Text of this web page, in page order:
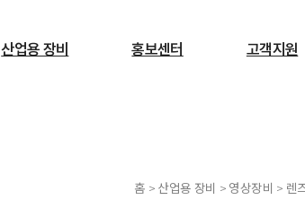
산업용 장비 홍보센터 고객지원
홈 > 산업용 장비 > 영상장비 > 렌